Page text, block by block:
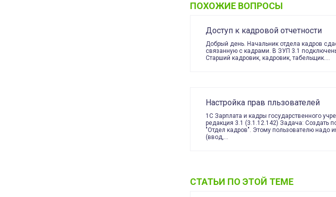
ПОХОЖИЕ ВОПРОСЫ
Доступ к кадровой отчетности
Добрый день. Начальник отдела кадров
связанную с кадрами. В ЗУП 3.1
Старший кадровик, кадровик, табельщик.…
Настройка прав пльзователей
1C Зарплата и кадры государственного
редакция 3.1 (3.1.12.142) Задача: Создать
"Отдел кадров". Этому пользователю надо
(ввод,…
СТАТЬИ ПО ЭТОЙ ТЕМЕ